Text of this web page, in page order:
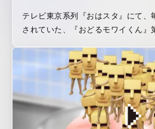
テレビ東京系列『おはスタ』にて、
されていた、『おどるモワイくん』
を、"OTAMIRAMS"が監督。 モワイくんは、『ビジネスフィ
ッシュ』の"大野 雄一郎"さんのキャ
メ・パートを我々"オタミラムズ"と
そして音楽は、"MOODMAN"!!